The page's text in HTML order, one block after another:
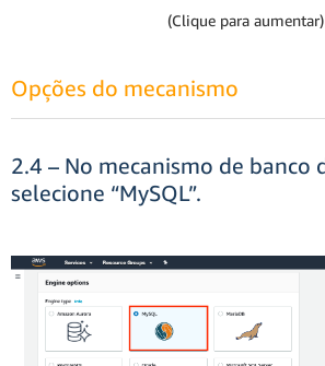
(Clique para aumentar)
Opções do mecanismo
2.4 – No mecanismo de banco
selecione “MySQL”.